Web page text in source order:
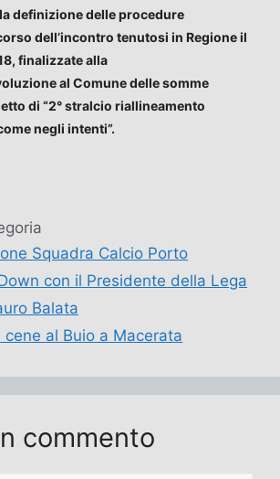
definizione delle procedure
dell’incontro tenutosi in Regione il
finalizzate alla
al Comune delle somme
di “2° stralcio riallineamento
negli intenti”.
Squadra Calcio Porto
con il Presidente della Lega
Balata
cene al Buio a Macerata
commento